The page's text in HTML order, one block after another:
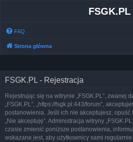
FSGK.PL
FAQ
Strona główna
FSGK.PL - Rejestracja
Rejestrując się na witrynie „FSGK.PL”, zwanej
„FSGK.PL”, „https://fsgk.pl:443/forum”,
postanowienia. Jeśli ich nie akceptujesz,
„Nie akceptuję”. Administracja witryny
czasie zmienić poniższe postanowienia,
wskazane jest, aby użytkownicy sami